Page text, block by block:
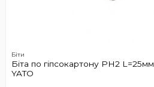
Біти
Біта по гіпсокартону PH2 L=25мм
YATO